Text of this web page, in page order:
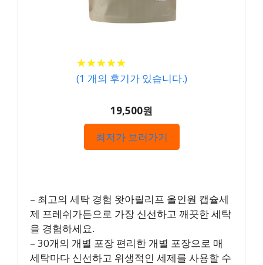
★★★★★
★★★★★
(1 개의 후기가 있습니다.)
19,500원
최저가 보러가기
– 최고의 세탁 경험 왓아릴리프 올인원 캡슐세
제 프레쉬가든으로 가장 신선하고 깨끗한 세탁
을 경험하세요.
– 30개의 개별 포장 편리한 개별 포장으로 매
세탁마다 신선하고 위생적인 세제를 사용할 수